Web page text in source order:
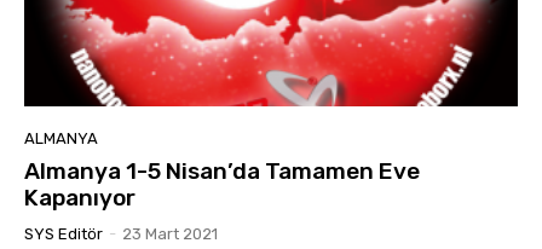
ALMANYA
Almanya 1-5 Nisan’da Tamamen Eve
Kapanıyor
SYS Editör - 23 Mart 2021